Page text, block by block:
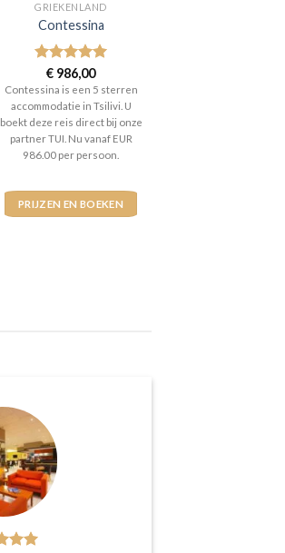
GRIEKENLAND
Contessina
Gewaardeerd
5uit 5
€ 986,00
Contessina is een 5 sterren
accommodatie in Tsilivi. U
boekt deze reis direct bij onze
partner TUI. Nu vanaf EUR
986.00 per persoon.
PRIJZEN EN BOEKEN